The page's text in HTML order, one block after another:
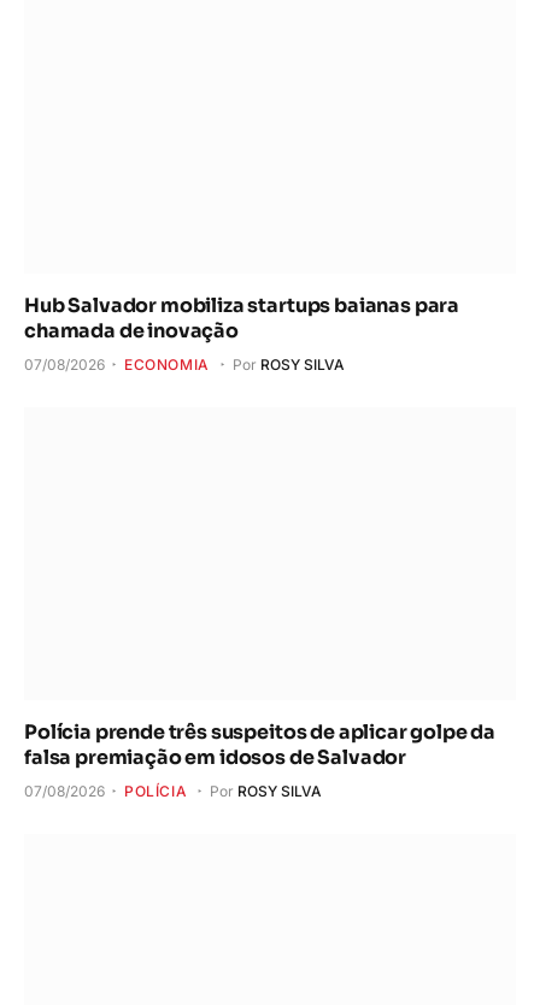
Hub Salvador mobiliza startups baianas para
chamada de inovação
07/08/2026 ECONOMIA Por ROSY SILVA
Polícia prende três suspeitos de aplicar golpe da
falsa premiação em idosos de Salvador
07/08/2026 POLÍCIA Por ROSY SILVA